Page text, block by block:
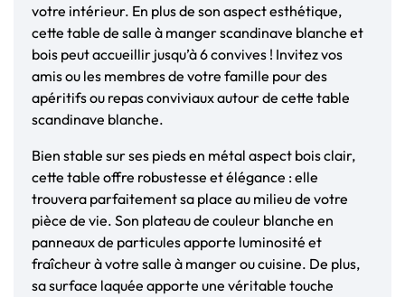
votre intérieur. En plus de son aspect esthétique,
cette table de salle à manger scandinave blanche et
bois peut accueillir jusqu’à 6 convives ! Invitez vos
amis ou les membres de votre famille pour des
apéritifs ou repas conviviaux autour de cette table
scandinave blanche.
Bien stable sur ses pieds en métal aspect bois clair,
cette table offre robustesse et élégance : elle
trouvera parfaitement sa place au milieu de votre
pièce de vie. Son plateau de couleur blanche en
panneaux de particules apporte luminosité et
fraîcheur à votre salle à manger ou cuisine. De plus,
sa surface laquée apporte une véritable touche